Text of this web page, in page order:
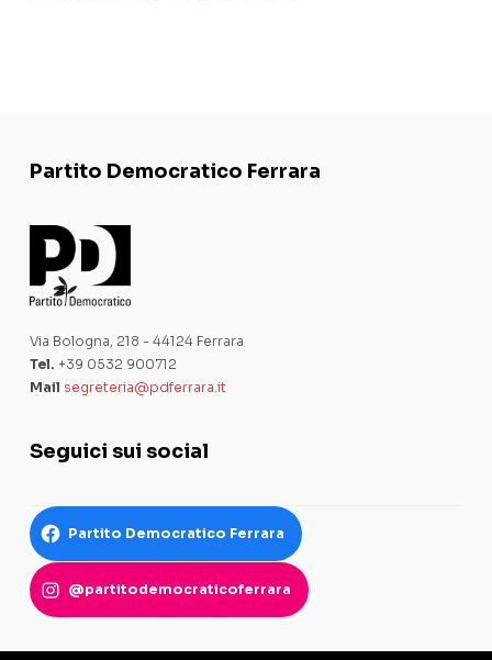
Partito Democratico Ferrara
Via Bologna, 218 - 44124 Ferrara
Tel. +39 0532 900712
Mail segreteria@pdferrara.it
Seguici sui social
Partito Democratico Ferrara
@partitodemocraticoferrara